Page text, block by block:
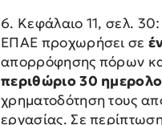
6. Κεφάλαιο 11, σελ.
ΕΠΑΕ προχωρήσει σε
απορρόφησης πόρων
περιθώριο 30
χρηματοδότηση τους
εργασίας. Σε